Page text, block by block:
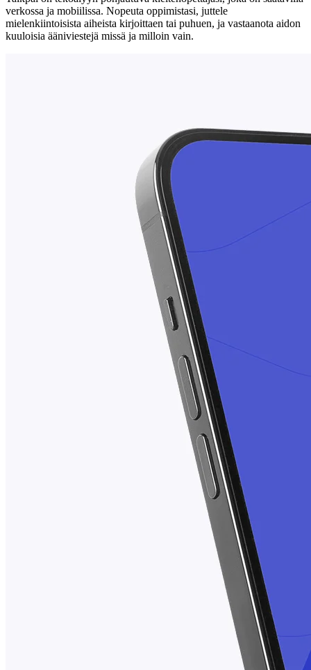
verkossa ja mobiilissa. Nopeuta oppimistasi, juttele
mielenkiintoisista aiheista kirjoittaen tai puhuen, ja vastaanota aidon
kuuloisia ääniviestejä missä ja milloin vain.